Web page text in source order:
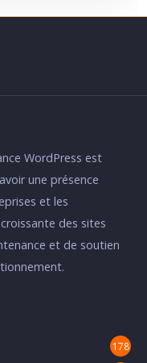
WordPress est
une présence
et les
des sites
et de soutien
178